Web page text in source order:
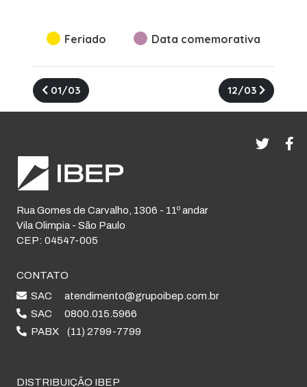
Feriado Data comemorativa
01/03 12/03
Rua Gomes de Carvalho, 1306 - 11º andar
Vila Olimpia - São Paulo
CEP: 04547-005
CONTATO
SAC atendimento@grupoibep.com.br
SAC 0800.015.5966
PABX (11) 2799-7799
DISTRIBUIÇÃO IBEP